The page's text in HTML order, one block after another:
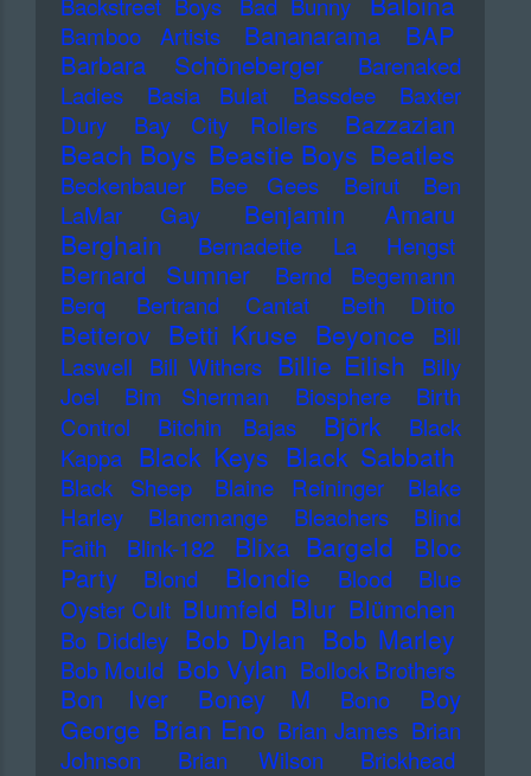
Backstreet Boys
Bad Bunny
Bamboo Artists Bananarama
BAP
Barbara Schöneberger
Barenaked
Ladies
Basia Bulat Bassdee
Baxter
Dury
Bay City Rollers Bazzazian
Beach Boys Beastie Boys Beatles
Beckenbauer Bee Gees Beirut
Ben
LaMar Gay
Benjamin Amaru
Berghain Bernadette La Hengst
Bernard Sumner
Bernd Begemann
Berq
Bertrand Cantat Beth Ditto
Betterov Betti Kruse Beyonce
Bill
Laswell
Bill Withers Billie Eilish
Billy
Joel
Bim Sherman Biosphere
Birth
Control
Bitchin Bajas Björk
Black
Kappa Black Keys Black Sabbath
Black Sheep Blaine Reininger
Blake
Harley
Blancmange Bleachers
Blind
Faith
Blink-182 Blixa Bargeld
Bloc
Party
Blond Blondie Blood
Blue
Oyster Cult Blumfeld Blur Blümchen
Bo Diddley Bob Dylan Bob Marley
Bob Mould Bob Vylan Bollock Brothers
Bon Iver Boney M Bono
Boy
George Brian Eno Brian James Brian
Johnson
Brian Wilson Brickhead